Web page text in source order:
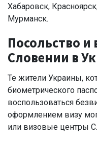
Хабаровск,
Мурманск.
Посольство
Словении в
Те жители Украины,
биометрического
воспользоваться
оформлением визу
или визовые центры